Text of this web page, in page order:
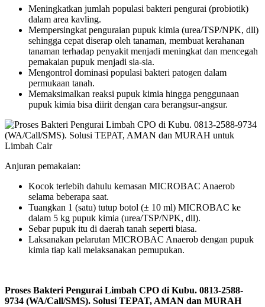
Meningkatkan jumlah populasi bakteri pengurai (probiotik)
dalam area kavling.
Mempersingkat penguraian pupuk kimia (urea/TSP/NPK, dll)
sehingga cepat diserap oleh tanaman, membuat kerahanan
tanaman terhadap penyakit menjadi meningkat dan mencegah
pemakaian pupuk menjadi sia-sia.
Mengontrol dominasi populasi bakteri patogen dalam
permukaan tanah.
Memaksimalkan reaksi pupuk kimia hingga penggunaan
pupuk kimia bisa diirit dengan cara berangsur-angsur.
Anjuran pemakaian:
Kocok terlebih dahulu kemasan MICROBAC Anaerob
selama beberapa saat.
Tuangkan 1 (satu) tutup botol (± 10 ml) MICROBAC ke
dalam 5 kg pupuk kimia (urea/TSP/NPK, dll).
Sebar pupuk itu di daerah tanah seperti biasa.
Laksanakan pelarutan MICROBAC Anaerob dengan pupuk
kimia tiap kali melaksanakan pemupukan.
Proses Bakteri Pengurai Limbah CPO di Kubu. 0813-2588-
9734 (WA/Call/SMS). Solusi TEPAT, AMAN dan MURAH